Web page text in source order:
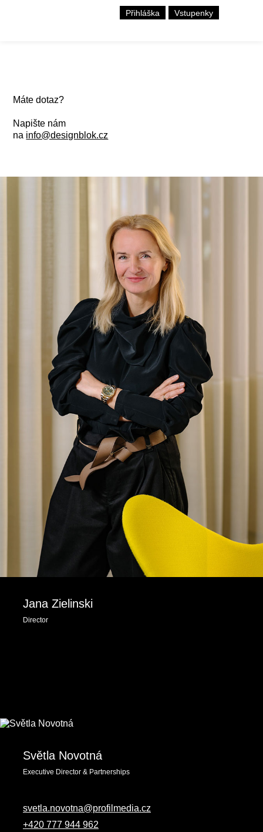
Přihláška Vstupenky
Máte dotaz?
Napište nám
na info@designblok.cz
Jana Zielinski
Director
Světla Novotná
Executive Director & Partnerships
svetla.novotna@profilmedia.cz
+420 777 944 962